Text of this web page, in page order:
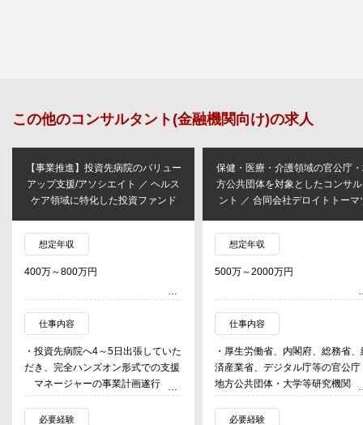
この他のコンサルタント(金融機関向け)の求人
【事業推進】投資先病院のバリュー
アップ支援/アソシエイト ／ ヘルス
ケア領域に特化した投資ファンド
想定年収
400万～800万円
仕事内容
・投資先病院へ4～5日出張していた
だき、完全ハンズオン形式での支援
マネージャーの事業計画遂行をサ
ポート（1病院につき2名の担当制）
※アソシエイトは1人につき2病院
必要経験
保健・医療・介護領域の官公庁
方公共団体を対象としたコンサ
ント ／ 合同会社デロイトトーマ
想定年収
500万～2000万円
仕事内容
・厚生労働省、内閣府、総務省、
済産業省、デジタル庁等の官公庁
地方公共団体・大学等研究機関を
象とした政策立案支援・調査研究
計画策定・事業推進支援・セミナ
必要経験